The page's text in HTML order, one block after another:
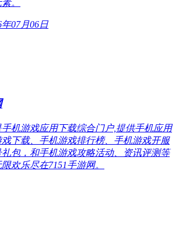
。
07月06日
手机游戏应用下载综合门户,提供手机应用
戏下载、手机游戏排行榜、手机游戏开服
包，和手机游戏攻略活动、资讯评测等
欢乐尽在7151手游网。